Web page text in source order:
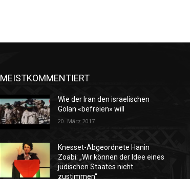
MEISTKOMMENTIERT
Wie der Iran den israelischen
Golan «befreien» will
20. März 2017
Knesset-Abgeordnete Hanin
Zoabi: „Wir können der Idee eines
jüdischen Staates nicht
zustimmen“